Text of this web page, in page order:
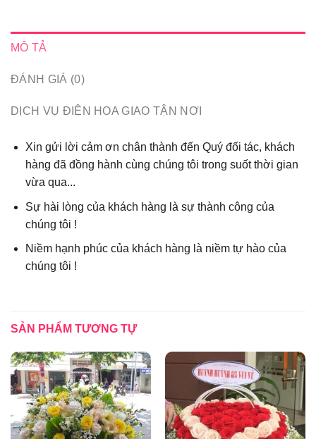
MÔ TẢ
ĐÁNH GIÁ (0)
DỊCH VỤ ĐIỆN HOA GIAO TẬN NƠI
Xin gửi lời cảm ơn chân thành đến Quý đối tác, khách
hàng đã đồng hành cùng chúng tôi trong suốt thời gian
vừa qua...
Sự hài lòng của khách hàng là sự thành công của
chúng tôi !
Niềm hạnh phúc của khách hàng là niềm tự hào của
chúng tôi !
SẢN PHẨM TƯƠNG TỰ